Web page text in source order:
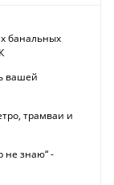
банальных
вашей
трамваи и
не знаю“ -